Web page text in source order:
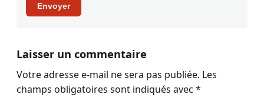
Envoyer
Laisser un commentaire
Votre adresse e-mail ne sera pas publiée. Les
champs obligatoires sont indiqués avec *